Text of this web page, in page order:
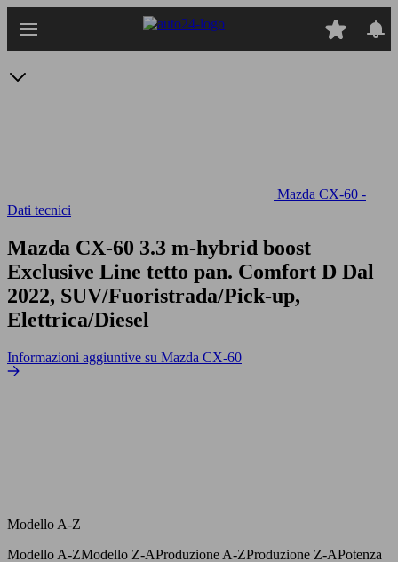
Mazda CX-60 -
Dati tecnici
Mazda CX-60 3.3 m-hybrid boost
Exclusive Line tetto pan. Comfort D Dal
2022, SUV/Fuoristrada/Pick-up,
Elettrica/Diesel
Informazioni aggiuntive su Mazda CX-60
Modello A-Z
Modello A-ZModello Z-AProduzione A-ZProduzione Z-APotenza